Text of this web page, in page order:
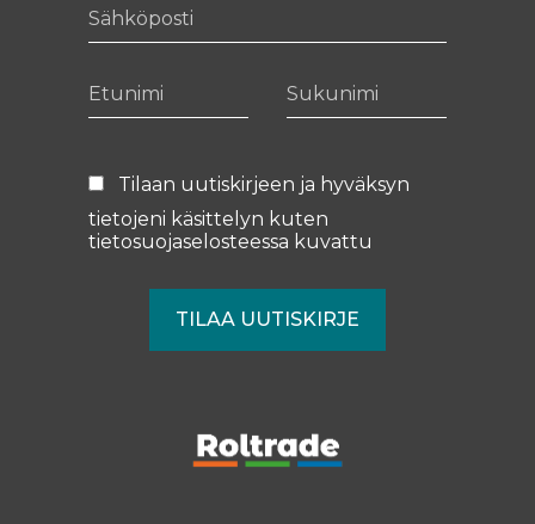
Tilaan uutiskirjeen ja hyväksyn
tietojeni käsittelyn kuten
tietosuojaselosteessa kuvattu